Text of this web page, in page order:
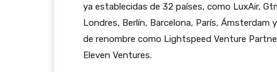
ya establecidas de 32 países, como LuxAir,
Londres, Berlín, Barcelona, París, Ámsterdam
de renombre como Lightspeed Venture
Eleven Ventures.